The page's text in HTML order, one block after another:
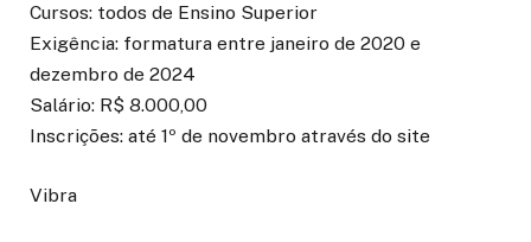
Cursos: todos de Ensino Superior
Exigência: formatura entre janeiro de 2020 e
dezembro de 2024
Salário: R$ 8.000,00
Inscrições: até 1º de novembro através do site
Vibra